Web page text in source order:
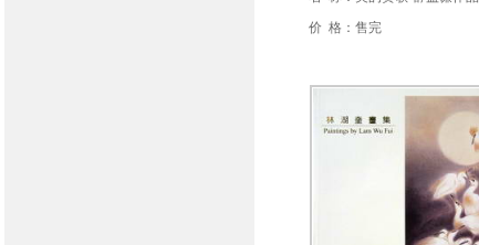
价 格：售完